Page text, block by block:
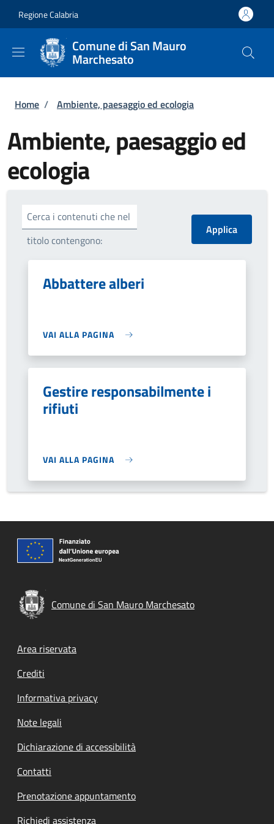
Regione Calabria
Comune di San Mauro
Marchesato
Briciole di pane
Home / Ambiente, paesaggio ed ecologia
Ambiente, paesaggio ed
ecologia
Cerca i contenuti che nel
titolo contengono:
Abbattere alberi
VAI ALLA PAGINA
Gestire responsabilmente i
rifiuti
VAI ALLA PAGINA
Comune di San Mauro Marchesato
Footer menu
Area riservata
Crediti
Informativa privacy
Note legali
Dichiarazione di accessibilità
Contatti
Prenotazione appuntamento
Richiedi assistenza